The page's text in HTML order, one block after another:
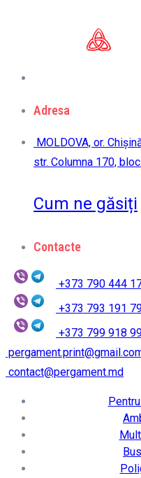
Adresa
MOLDOVA, or.
str. Columna 170,
Cum ne găsiți
Contacte
+373 790 444
+373 793 191
+373 799 918
contact@pergament.md